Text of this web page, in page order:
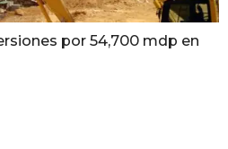
por 54,700 mdp en